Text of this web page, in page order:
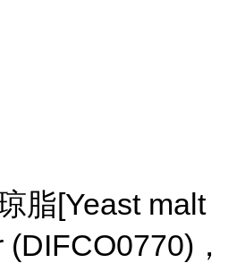
脂[Yeast malt
，